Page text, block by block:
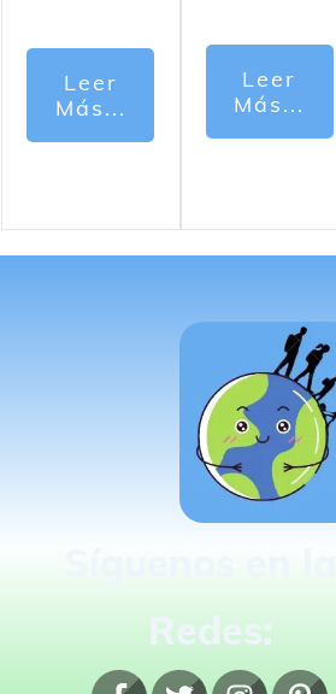
Leer
Más...
Leer
Más...
Redes: